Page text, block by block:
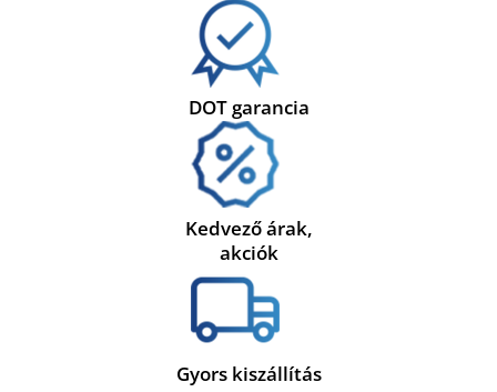
DOT garancia
Kedvező árak,
akciók
Gyors kiszállítás